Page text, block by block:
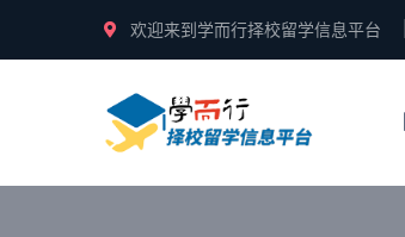
欢迎来到学而行择校留学信息平台